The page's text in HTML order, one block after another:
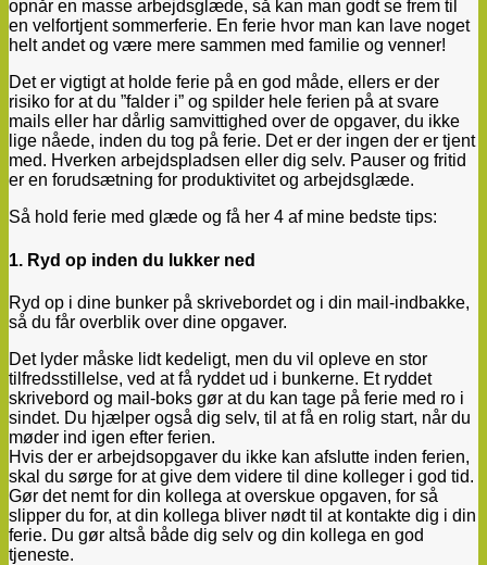
opnår en masse arbejdsglæde, så kan man godt se frem til
en velfortjent sommerferie. En ferie hvor man kan lave noget
helt andet og være mere sammen med familie og venner!
Det er vigtigt at holde ferie på en god måde, ellers er der
risiko for at du ”falder i” og spilder hele ferien på at svare
mails eller har dårlig samvittighed over de opgaver, du ikke
lige nåede, inden du tog på ferie. Det er der ingen der er tjent
med. Hverken arbejdspladsen eller dig selv. Pauser og fritid
er en forudsætning for produktivitet og arbejdsglæde.
Så hold ferie med glæde og få her 4 af mine bedste tips:
1. Ryd op inden du lukker ned
Ryd op i dine bunker på skrivebordet og i din mail-indbakke,
så du får overblik over dine opgaver.
Det lyder måske lidt kedeligt, men du vil opleve en stor
tilfredsstillelse, ved at få ryddet ud i bunkerne. Et ryddet
skrivebord og mail-boks gør at du kan tage på ferie med ro i
sindet. Du hjælper også dig selv, til at få en rolig start, når du
møder ind igen efter ferien.
Hvis der er arbejdsopgaver du ikke kan afslutte inden ferien,
skal du sørge for at give dem videre til dine kolleger i god tid.
Gør det nemt for din kollega at overskue opgaven, for så
slipper du for, at din kollega bliver nødt til at kontakte dig i din
ferie. Du gør altså både dig selv og din kollega en god
tjeneste.